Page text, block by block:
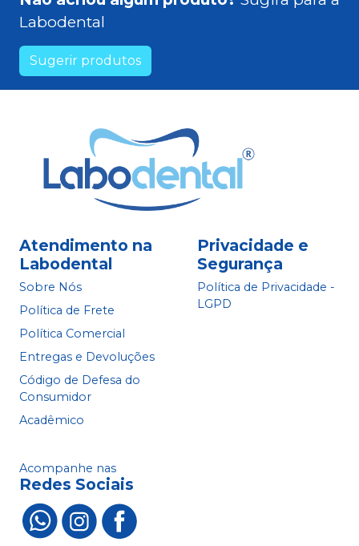
Labodental
Sugerir produtos
Atendimento na
Labodental
Sobre Nós
Política de Frete
Política Comercial
Entregas e Devoluções
Código de Defesa do
Consumidor
Acadêmico
Privacidade e
Segurança
Política de Privacidade -
LGPD
Acompanhe nas
Redes Sociais